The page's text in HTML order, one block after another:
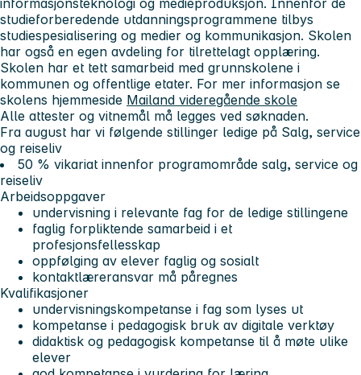
studieforberedende utdanningsprogrammene tilbys
studiespesialisering og medier og kommunikasjon. Skolen
har også en egen avdeling for tilrettelagt opplæring.
Skolen har et tett samarbeid med grunnskolene i
kommunen og offentlige etater. For mer informasjon se
skolens hjemmeside Mailand videregående skole
Alle attester og vitnemål må legges ved søknaden.
Fra august har vi følgende stillinger ledige på Salg, service
og reiseliv
50 % vikariat innenfor programområde salg, service og
reiseliv
Arbeidsoppgaver
undervisning i relevante fag for de ledige stillingene
faglig forpliktende samarbeid i et
profesjonsfellesskap
oppfølging av elever faglig og sosialt
kontaktlæreransvar må påregnes
Kvalifikasjoner
undervisningskompetanse i fag som lyses ut
kompetanse i pedagogisk bruk av digitale verktøy
didaktisk og pedagogisk kompetanse til å møte ulike
elever